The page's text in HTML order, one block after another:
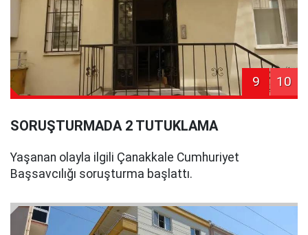
9 10
SORUŞTURMADA 2 TUTUKLAMA
Yaşanan olayla ilgili Çanakkale Cumhuriyet
Başsavcılığı soruşturma başlattı.